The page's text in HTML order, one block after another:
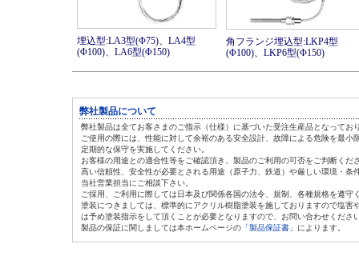
埋込型:LA3型(Φ75)、LA4型
(Φ100)、LA6型(Φ150)
角フランジ埋込型:LKP4型
(Φ100)、LKP6型(Φ150)
弊社製品について
弊社製品は全てお客さまのご指示（仕様）に基づいた受注生産品となってお
ご使用の際には、性能に対して余裕のある安全設計、故障による危険を最小
定期的な保守を実施してください。
お客様の用途との適合性等をご確認頂き、製品のご利用の可否をご判断くだ
高い信頼性、安全性が必要とされる用途（原子力、鉄道）や厳しい環境・条
当社営業担当にご相談下さい。
ご採用、ご利用に際しては日本及び関係各国の法令、規制、各種規格を遵守
塗装につきましては、標準的にアクリル樹脂塗装を施しておりますので塩害
は予め塗装指示をして頂くことが必要となりますので、お問い合わせくださ
製品の保証に関しましては本ホームページの 「製品保証書」 によります。